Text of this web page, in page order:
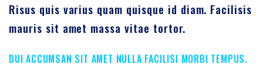
Risus quis varius quam quisque id diam. Facilisis
mauris sit amet massa vitae tortor.
DUI ACCUMSAN SIT AMET NULLA FACILISI MORBI TEMPUS.